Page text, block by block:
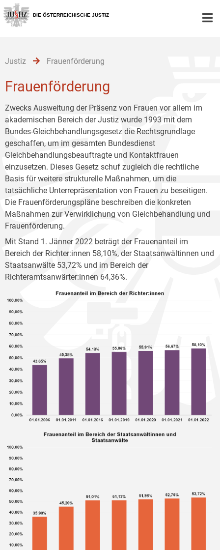
Zur
Hauptnavigation
[1]
Zum
Inhalt
[2]
Zum
Untermenü
[3]
DIE ÖSTERREICHISCHE JUSTIZ
Justiz Frauenförderung
Frauenförderung
Zwecks Ausweitung der Präsenz von Frauen vor allem im
akademischen Bereich der Justiz wurde 1993 mit dem
Bundes-Gleichbehandlungsgesetz die Rechtsgrundlage
geschaffen, um im gesamten Bundesdienst
Gleichbehandlungsbeauftragte und Kontaktfrauen
einzusetzen. Dieses Gesetz schuf zugleich die rechtliche
Basis für weitere strukturelle Maßnahmen, um die
tatsächliche Unterrepräsentation von Frauen zu beseitigen.
Die Frauenförderungspläne beschreiben die konkreten
Maßnahmen zur Verwirklichung von Gleichbehandlung und
Frauenförderung.
Mit Stand 1. Jänner 2022 beträgt der Frauenanteil im
Bereich der Richter:innen 58,10%, der Staatsanwältinnen und
Staatsanwälte 53,72% und im Bereich der
Richteramtsanwärter:innen 64,36%.